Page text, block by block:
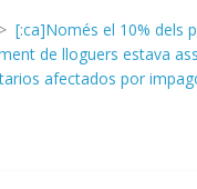
> [:ca]Només el 10% dels
de lloguers estava
afectados por